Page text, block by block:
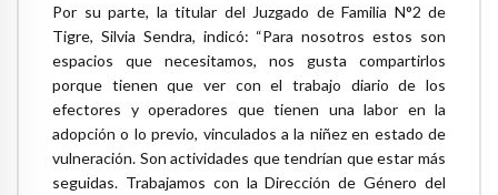
Por su parte, la titular del Juzgado de Familia N°2 de
Tigre, Silvia Sendra, indicó: “Para nosotros estos son
espacios que necesitamos, nos gusta compartirlos
porque tienen que ver con el trabajo diario de los
efectores y operadores que tienen una labor en la
adopción o lo previo, vinculados a la niñez en estado de
vulneración. Son actividades que tendrían que estar más
seguidas. Trabajamos con la Dirección de Género del